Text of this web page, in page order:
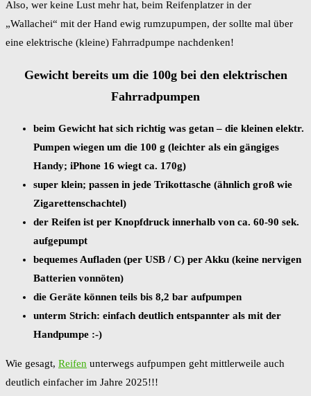
Also, wer keine Lust mehr hat, beim Reifenplatzer in der
„Wallachei“ mit der Hand ewig rumzupumpen, der sollte mal über
eine elektrische (kleine) Fahrradpumpe nachdenken!
Gewicht bereits um die 100g bei den elektrischen
Fahrradpumpen
beim Gewicht hat sich richtig was getan – die kleinen elektr.
Pumpen wiegen um die 100 g (leichter als ein gängiges
Handy; iPhone 16 wiegt ca. 170g)
super klein; passen in jede Trikottasche (ähnlich groß wie
Zigarettenschachtel)
der Reifen ist per Knopfdruck innerhalb von ca. 60-90 sek.
aufgepumpt
bequemes Aufladen (per USB / C) per Akku (keine nervigen
Batterien vonnöten)
die Geräte können teils bis 8,2 bar aufpumpen
unterm Strich: einfach deutlich entspannter als mit der
Handpumpe :-)
Wie gesagt, Reifen unterwegs aufpumpen geht mittlerweile auch
deutlich einfacher im Jahre 2025!!!